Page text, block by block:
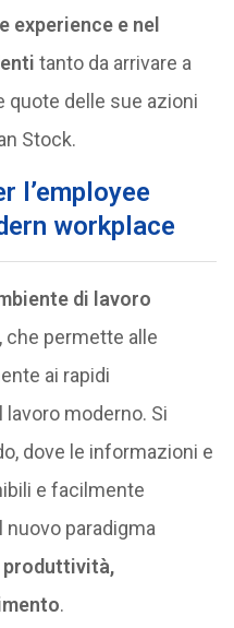
experience e nel
tanto da arrivare a
quote delle sue azioni
Stock.
l’employee
workplace
di lavoro
, che permette alle
ai rapidi
moderno. Si
dove le informazioni e
e facilmente
nuovo paradigma
produttività,
.